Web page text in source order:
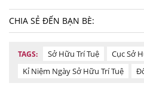
CHIA SẺ ĐẾN BẠN BÈ:
TAGS: Sở Hữu Trí Tuệ
Cục Sở
Kỉ Niệm Ngày Sở Hữu Trí Tuệ